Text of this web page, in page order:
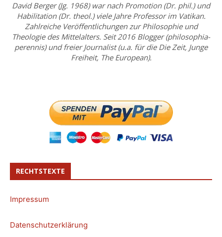
David Berger (Jg. 1968) war nach Promotion (Dr. phil.) und
Habilitation (Dr. theol.) viele Jahre Professor im Vatikan.
Zahlreiche Veröffentlichungen zur Philosophie und
Theologie des Mittelalters. Seit 2016 Blogger (philosophia-
perennis) und freier Journalist (u.a. für die Die Zeit, Junge
Freiheit, The European).
RECHTSTEXTE
Impressum
Datenschutzerklärung